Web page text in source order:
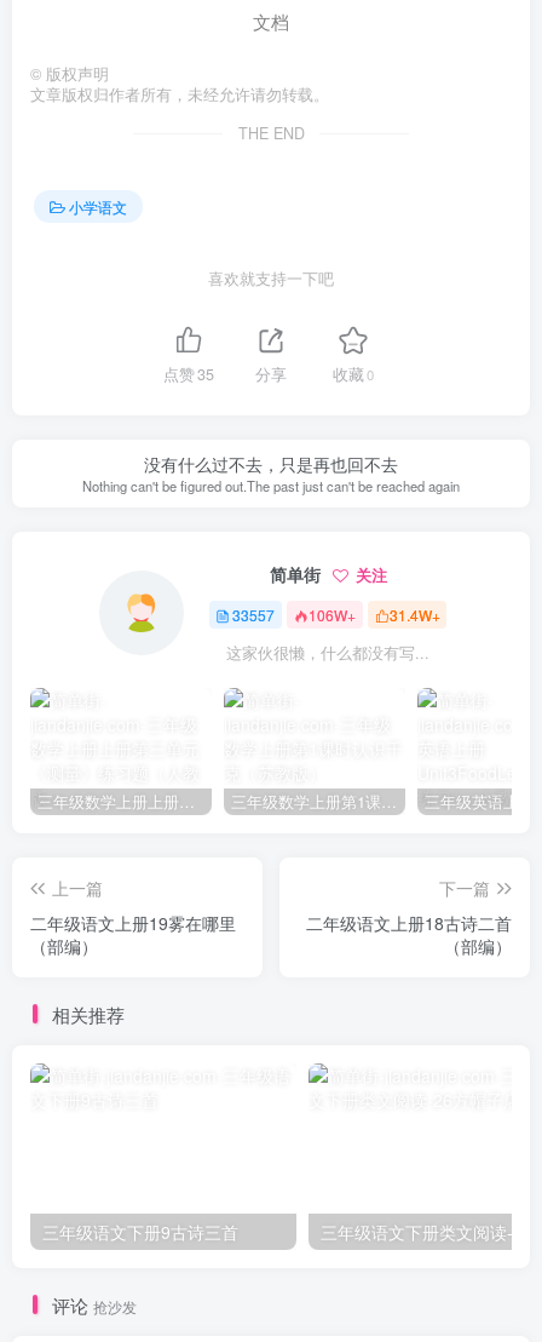
文档
© 版权声明
文章版权归作者所有，未经允许请勿转载。
THE END
小学语文
喜欢就支持一下吧
点赞35 分享 收藏0
没有什么过不去，只是再也回不去
Nothing can't be figured out.The past just can't be reached again
简单街 关注
33557 106W+ 31.4W+
这家伙很懒，什么都没有写...
上一篇
二年级语文上册19雾在哪里
（部编）
下一篇
二年级语文上册18古诗二首
（部编）
相关推荐
三年级语文下册9古诗三首
评论 抢沙发